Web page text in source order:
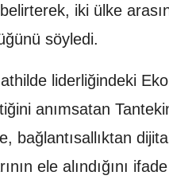
iki ülke
söyledi.
liderliğindeki
anımsatan
bağlantısallıktan
ele alındığını